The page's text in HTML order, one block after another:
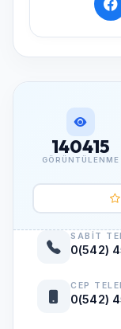
140415
GÖRÜNTÜLENME
SABIT
0(542)
CEP
0(542)